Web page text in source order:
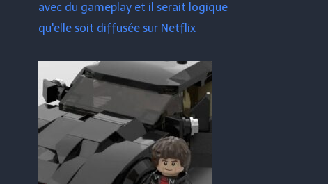
avec du gameplay et il serait logique
qu'elle soit diffusée sur Netflix